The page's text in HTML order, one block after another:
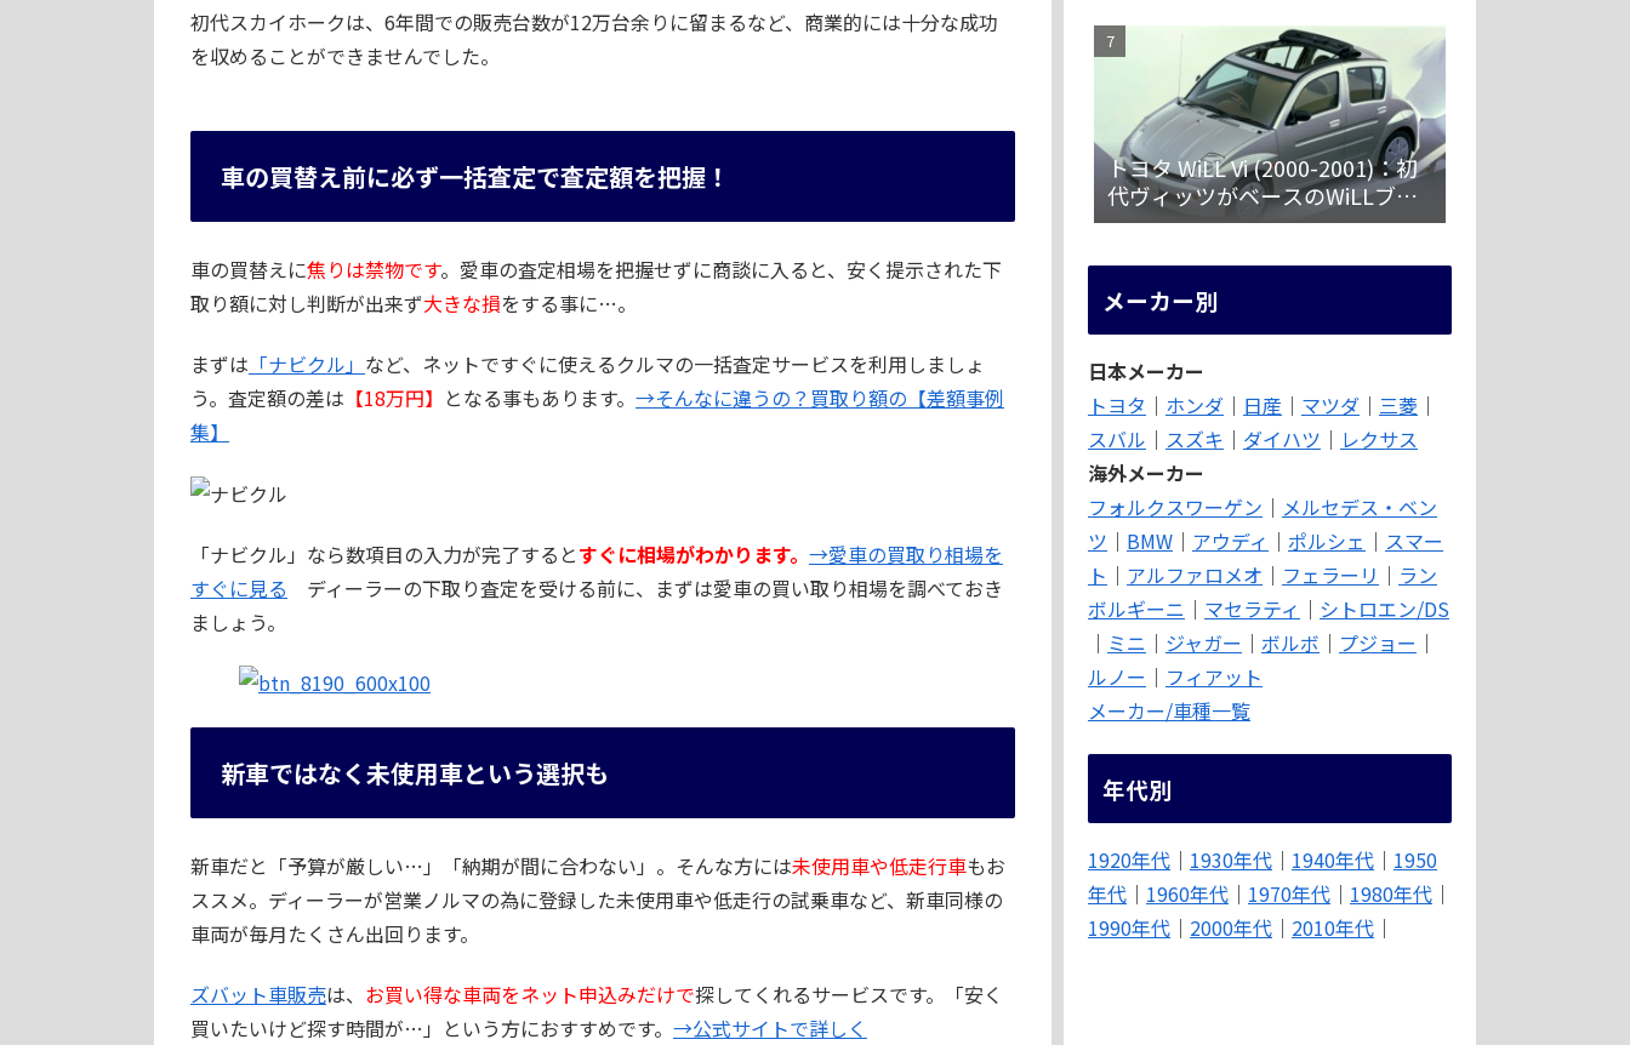
初代スカイホークは、6年間での販売台数が12万台余りに留まるなど、商業的には十分な成功
を収めることができませんでした。
車の買替え前に必ず一括査定で査定額を把握！
車の買替えに焦りは禁物です。愛車の査定相場を把握せずに商談に入ると、安く提示された下
取り額に対し判断が出来ず大きな損をする事に…。
まずは 「ナビクル」 など、ネットですぐに使えるクルマの一括査定サービスを利用しましょ
う。査定額の差は 【18万円】 となる事もあります。 →そんなに違うの？買取り額の【差額事例
集】
「ナビクル」なら数項目の入力が完了するとすぐに相場がわかります。 →愛車の買取り相場を
すぐに見る ディーラーの下取り査定を受ける前に、まずは愛車の買い取り相場を調べておき
ましょう。
新車ではなく未使用車という選択も
新車だと「予算が厳しい…」「納期が間に合わない」。そんな方には未使用車や低走行車もお
ススメ。ディーラーが営業ノルマの為に登録した未使用車や低走行の試乗車など、新車同様の
車両が毎月たくさん出回ります。
ズバット車販売は、 お買い得な車両をネット申込みだけで探してくれるサービスです。「安く
買いたいけど探す時間が…」という方におすすめです。 →公式サイトで詳しく
特別なZ
トヨタ WiLL Vi (2000-2001)：初
代ヴィッツがベースのWiLLブラ
ンド第一弾 [NCP19]
メーカー別
日本メーカー
トヨタ ｜ ホンダ ｜ 日産 ｜ マツダ ｜ 三菱 ｜
スバル ｜ スズキ ｜ ダイハツ ｜ レクサス
海外メーカー
フォルクスワーゲン ｜ メルセデス・ベン
ツ ｜ BMW ｜ アウディ ｜ ポルシェ ｜ スマー
ト ｜ アルファロメオ ｜ フェラーリ ｜ ラン
ボルギーニ ｜ マセラティ ｜ シトロエン/DS
｜ ミニ ｜ ジャガー ｜ ボルボ ｜ プジョー ｜
ルノー ｜ フィアット
メーカー/車種一覧
年代別
1920年代 ｜ 1930年代 ｜ 1940年代 ｜ 1950
年代 ｜ 1960年代 ｜ 1970年代 ｜ 1980年代 ｜
1990年代 ｜ 2000年代 ｜ 2010年代 ｜